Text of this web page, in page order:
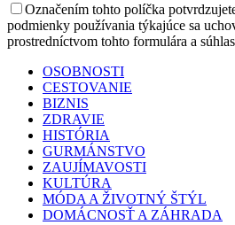
Označením tohto políčka
podmienky používania týkajúce sa
prostredníctvom tohto formulára a
OSOBNOSTI
CESTOVANIE
BIZNIS
ZDRAVIE
HISTÓRIA
GURMÁNSTVO
ZAUJÍMAVOSTI
KULTÚRA
MÓDA A ŽIVOTNÝ ŠTÝL
DOMÁCNOSŤ A ZÁHRADA